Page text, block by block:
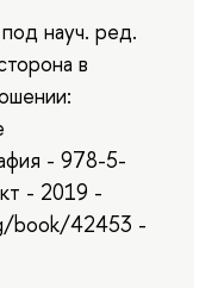
науч. ред.
в
- 978-5-
- 2019 -
book/42453 -